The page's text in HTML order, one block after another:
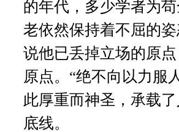
的年代，多少学者为
老依然保持着不屈的
说他已丢掉立场的原
原点。“绝不向以力服
此厚重而神圣，承载
底线。